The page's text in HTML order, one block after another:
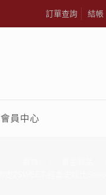
訂單查詢 結帳
會員中心